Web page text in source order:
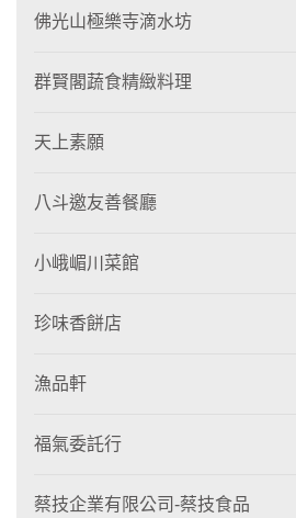
佛光山極樂寺滴水坊
群賢閣蔬食精緻料理
天上素願
八斗邀友善餐廳
小峨嵋川菜館
珍味香餅店
漁品軒
福氣委託行
蔡技企業有限公司-蔡技食品